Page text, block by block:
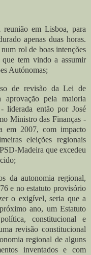
em Lisboa, para
apenas duas horas.
rol de boas intenções
tem vindo a assumir
Autónomas;
de revisão da Lei de
aprovação pela maioria
liderada então por José
Ministro das Finanças -
em 2007, com impacto
eleições regionais
Madeira que excedeu
da autonomia regional,
e no estatuto provisório
o exigível, seria que a
ano, um Estatuto
constitucional e
revisão constitucional
regional de alguns
inventados e com